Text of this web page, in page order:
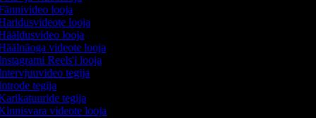
looja
looja
looja
videote looja
Reels'i looja
tegija
tegija
tegija
videote looja